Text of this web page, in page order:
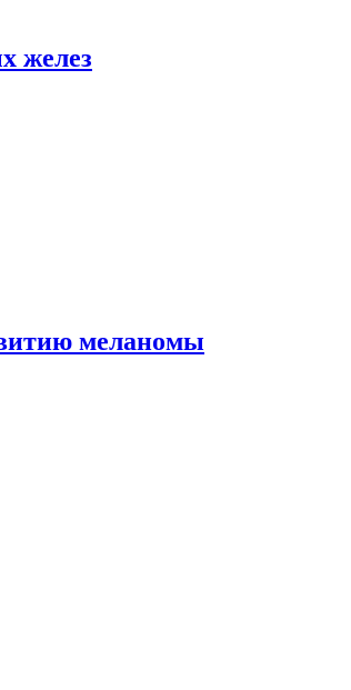
желез
меланомы